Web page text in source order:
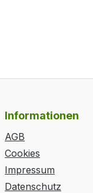
Informationen
AGB
Cookies
Impressum
Datenschutz